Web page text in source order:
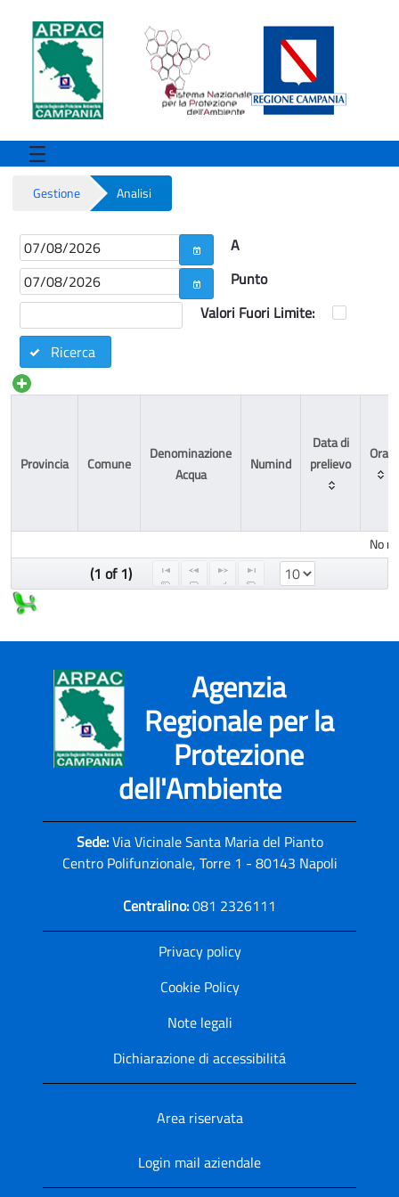
Gestione Analisi
Analisi - Balneazione
A
Punto
Valori Fuori Limite:
Ricerca
Provincia Comune
Denominazione
Acqua
Numind
Data di
prelievo
Ora
No
(1 of 1)
Agenzia
Regionale per la
Protezione
dell'Ambiente
Sede:Via Vicinale Santa Maria del Pianto
Centro Polifunzionale, Torre 1 - 80143 Napoli
Centralino:081 2326111
Privacy policy
Cookie Policy
Note legali
Dichiarazione di accessibilitá
Area riservata
Login mail aziendale